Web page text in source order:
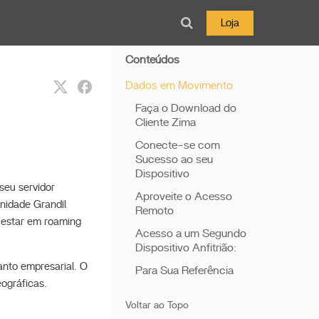
Loja
servidor
Grandil
em roaming
empresarial. O
Conteúdos
Dados em Movimento
Faça o Download do
Cliente Zima
Conecte-se com
Sucesso ao seu
Dispositivo
Aproveite o Acesso
Remoto
Acesso a um Segundo
Dispositivo Anfitrião:
Para Sua Referência
Voltar ao Topo